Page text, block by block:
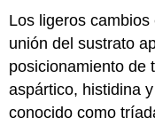
Los ligeros
unión del sustrato
posicionamiento de
aspártico, histidina
conocido como